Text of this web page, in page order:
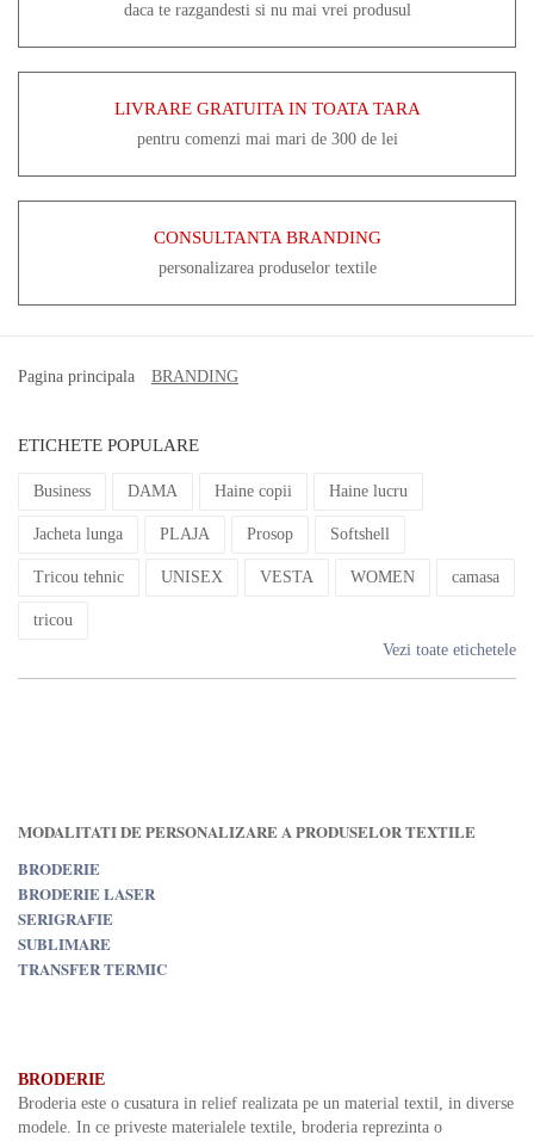
daca te razgandesti si nu mai vrei produsul
LIVRARE GRATUITA IN TOATA TARA
pentru comenzi mai mari de 300 de lei
CONSULTANTA BRANDING
personalizarea produselor textile
Pagina principala BRANDING
ETICHETE POPULARE
Business DAMA Haine copii Haine lucru
Jacheta lunga PLAJA Prosop Softshell
Tricou tehnic UNISEX VESTA WOMEN camasa
tricou
Vezi toate etichetele
MODALITATI DE PERSONALIZARE A PRODUSELOR TEXTILE
BRODERIE
BRODERIE LASER
SERIGRAFIE
SUBLIMARE
TRANSFER TERMIC
BRODERIE
Broderia este o cusatura in relief realizata pe un material textil, in diverse
modele. In ce priveste materialele textile, broderia reprezinta o